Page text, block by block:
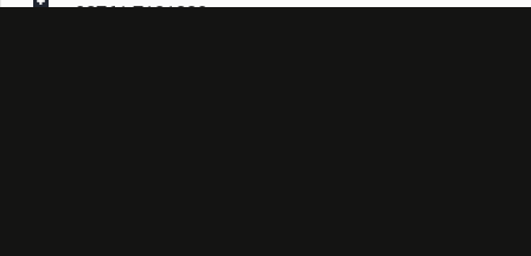
08761 7181332